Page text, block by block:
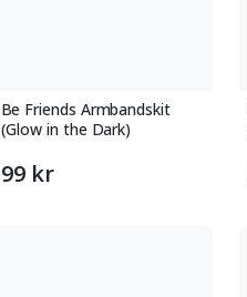
Be Friends Armbandskit
(Glow in the Dark)
99 kr